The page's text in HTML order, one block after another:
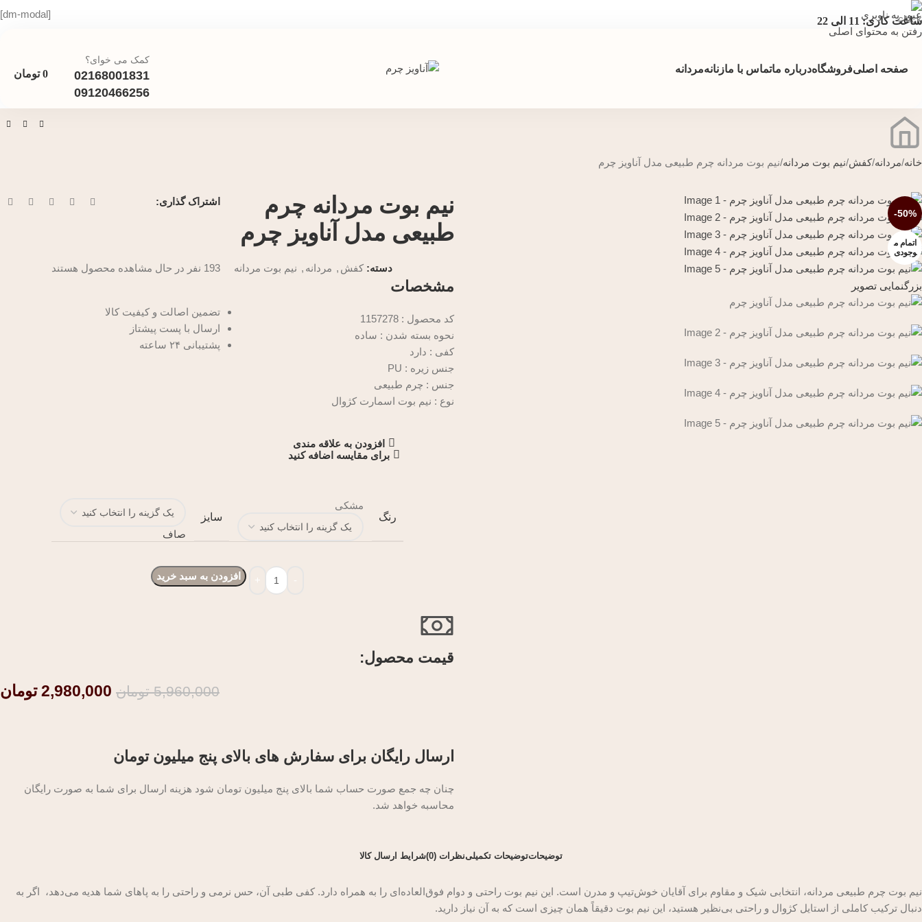
عبور به ناوبری
رفتن به محتوای اصلی
ساعت کاری: 11 الی 22
[dm-modal]
صفحه اصلیفروشگاهدرباره ماتماس با مازنانهمردانه
کمک می خوای؟
02168001831
09120466256
0 تومان
خانه مردانه کفش نیم بوت مردانه نیم بوت مردانه چرم طبیعی مدل آناویز چرم
-50%
اتمام م
وجودی
بزرگنمایی تصویر
نیم بوت مردانه چرم
طبیعی مدل آناویز چرم
اشتراک گذاری:
دسته: کفش , مردانه , نیم بوت مردانه
مشخصات
کد محصول : 1157278
نحوه بسته شدن : ساده
کفی : دارد
جنس زیره : PU
جنس : چرم طبیعی
نوع : نیم بوت اسمارت کژوال
افزودن به علاقه مندی
برای مقایسه اضافه کنید
193 نفر در حال مشاهده محصول هستند
تضمین اصالت و کیفیت کالا
ارسال با پست پیشتاز
پشتیبانی ۲۴ ساعته
رنگ
مشکی
سایز
صاف
افزودن به سبد خرید
قیمت محصول:​
5,960,000 تومان 2,980,000 تومان
ارسال رایگان برای سفارش های بالای پنج میلیون تومان
چنان چه جمع صورت حساب شما بالای پنج میلیون تومان شود هزینه ارسال برای شما به صورت رایگان
محاسبه خواهد شد.
توضیحاتتوضیحات تکمیلینظرات (0) شرایط ارسال کالا
نیم بوت چرم طبیعی مردانه، انتخابی شیک و مقاوم برای آقایان خوش‌تیپ و مدرن است. این نیم بوت راحتی و دوام فوق‌العاده‌ای را به همراه دارد. کفی طبی آن، حس نرمی و راحتی را به پاهای شما هدیه می‌دهد، اگر به
دنبال ترکیب کاملی از استایل کژوال و راحتی بی‌نظیر هستید، این نیم بوت دقیقاً همان چیزی است که به آن نیاز دارید.